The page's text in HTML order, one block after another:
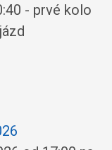
- prvé kolo